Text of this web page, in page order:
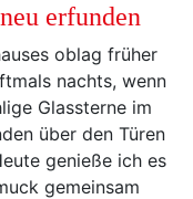
erfunden
oblag früher
nachts, wenn
Glassterne im
über den Türen
genieße ich es
gemeinsam